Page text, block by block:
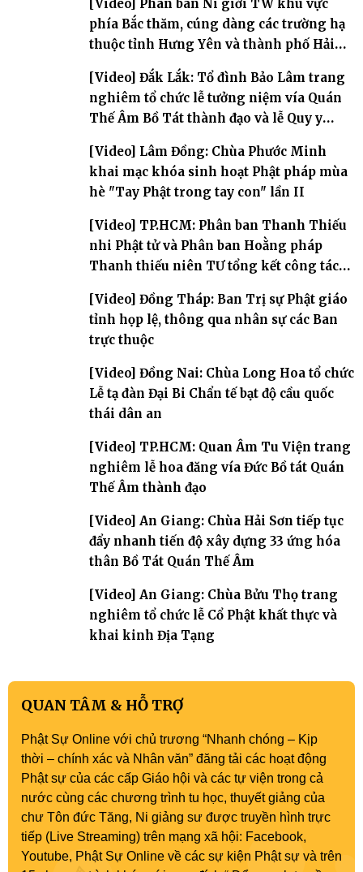
[Video] Phân ban Ni giới TW khu vực
phía Bắc thăm, cúng dàng các trường hạ
thuộc tỉnh Hưng Yên và thành phố Hải
[Video] Đắk Lắk: Tổ đình Bảo Lâm trang
nghiêm tổ chức lễ tưởng niệm vía Quán
Thế Âm Bồ Tát thành đạo và lễ Quy y
[Video] Lâm Đồng: Chùa Phước Minh
khai mạc khóa sinh hoạt Phật pháp mùa
hè "Tay Phật trong tay con" lần II
[Video] TP.HCM: Phân ban Thanh Thiếu
nhi Phật tử và Phân ban Hoằng pháp
Thanh thiếu niên TƯ tổng kết công tác
[Video] Đồng Tháp: Ban Trị sự Phật giáo
tỉnh họp lệ, thông qua nhân sự các Ban
trực thuộc
[Video] Đồng Nai: Chùa Long Hoa tổ chức
Lễ tạ đàn Đại Bi Chẩn tế bạt độ cầu quốc
thái dân an
[Video] TP.HCM: Quan Âm Tu Viện trang
nghiêm lễ hoa đăng vía Đức Bồ tát Quán
Thế Âm thành đạo
[Video] An Giang: Chùa Hải Sơn tiếp tục
đẩy nhanh tiến độ xây dựng 33 ứng hóa
thân Bồ Tát Quán Thế Âm
[Video] An Giang: Chùa Bửu Thọ trang
nghiêm tổ chức lễ Cổ Phật khất thực và
khai kinh Địa Tạng
QUAN TÂM & HỖ TRỢ
Phật Sự Online với chủ trương “Nhanh chóng – Kịp
thời – chính xác và Nhân văn” đăng tải các hoạt động
Phật sự của các cấp Giáo hội và các tự viện trong cả
nước cùng các chương trình tu học, thuyết giảng của
chư Tôn đức Tăng, Ni giảng sư được truyền hình trực
tiếp (Live Streaming) trên mạng xã hội: Facebook,
Youtube, Phật Sự Online về các sự kiện Phật sự và trên